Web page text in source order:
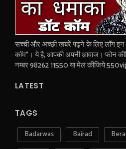
सच्ची और अच्छी खबरें पढ़ने के लिए लॉग इन
कॉम"। ये है, आपकी अपनी आवाज। फोन
नम्बर 98262 11550 या मेल कीजिये
LATEST
TAGS
Badarwas Bairad